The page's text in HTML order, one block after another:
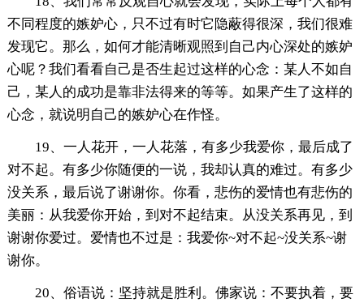
不同程度的嫉妒心，只不过有时它隐蔽得很深，我们很难
发现它。那么，如何才能清晰观照到自己内心深处的嫉妒
心呢？我们看看自己是否生起过这样的心念：某人不如自
己，某人的成功是靠非法得来的等等。如果产生了这样的
心念，就说明自己的嫉妒心在作怪。
19、一人花开，一人花落，有多少我爱你，最后成了
对不起。有多少你随便的一说，我却认真的难过。有多少
没关系，最后说了谢谢你。你看，悲伤的爱情也有悲伤的
美丽：从我爱你开始，到对不起结束。从没关系再见，到
谢谢你爱过。爱情也不过是：我爱你~对不起~没关系~谢
谢你。
20、俗语说：坚持就是胜利。佛家说：不要执着，要